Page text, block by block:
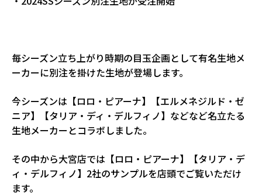
毎シーズン立ち上がり時期の目玉企画として有名生地メ
ーカーに別注を掛けた生地が登場します。
今シーズンは【ロロ・ピアーナ】【エルメネジルド・ゼ
ニア】【タリア・ディ・デルフィノ】などなど名立たる
生地メーカーとコラボしました。
その中から大宮店では【ロロ・ピアーナ】【タリア・デ
ィ・デルフィノ】2社のサンプルを店頭でご覧いただけ
ます。